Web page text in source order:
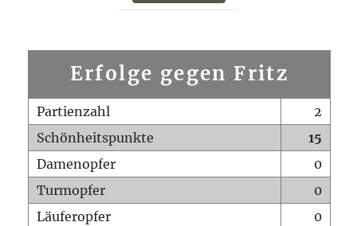
Erfolge gegen Fritz
Partienzahl
2
Schönheitspunkte
15
Damenopfer
0
Turmopfer
0
Läuferopfer
0